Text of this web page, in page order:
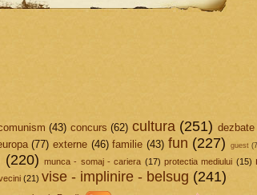
(43) concurs (62) cultura (251) dezbate
(77) externe (46) familie (43) fun (227) guest
(220) munca - somaj - cariera (17) protectia mediului (15)
(21) vise - implinire - belsug (241)